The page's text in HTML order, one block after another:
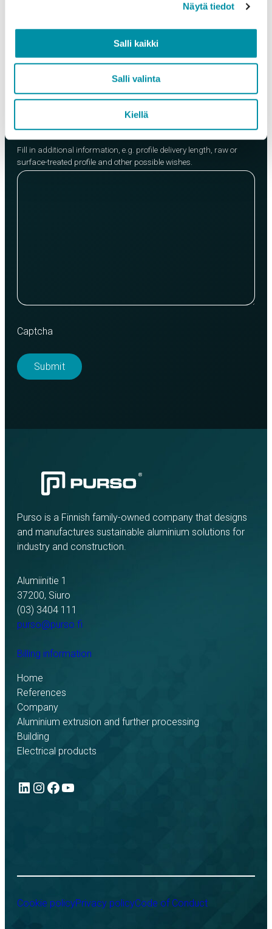
Näytä tiedot
Salli kaikki
Salli valinta
Kiellä
EN AW-6082 (min. 500kg)
Message
Fill in additional information, e.g. profile delivery length, raw or
surface-treated profile and other possible wishes.
Captcha
Purso is a Finnish family-owned company that designs
and manufactures sustainable aluminium solutions for
industry and construction.
Alumiinitie 1
37200, Siuro
(03) 3404 111
purso@purso.fi
Billing information
Home
References
Company
Aluminium extrusion and further processing
Building
Electrical products
LinkedIn
Instagram
Facebook
YouTube
Cookie policyPrivacy policyCode of Conduct